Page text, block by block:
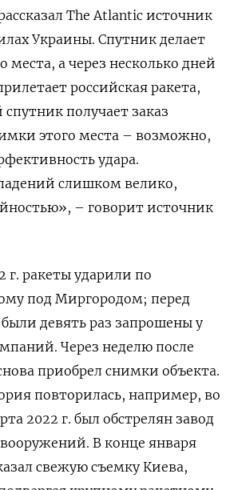
The Atlantic источник
Украины. Спутник делает
а через несколько дней
российская ракета,
спутник получает заказ
этого места – возможно,
удара.
слишком велико,
– говорит источник
г. ракеты ударили по
под Миргородом; перед
девять раз запрошены у
Через неделю после
приобрел снимки объекта.
повторилась, например, во
2022 г. был обстрелян завод
В конце января
свежую съемку Киева,